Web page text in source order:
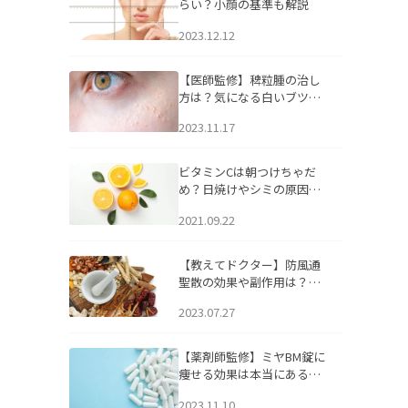
らい？小顔の基準も解説
2023.12.12
【医師監修】稗粒腫の治し
方は？気になる白いブツブ
アについて
2023.11.17
ビタミンCは朝つけちゃだ
め？日焼けやシミの原因に
2021.09.22
【教えてドクター】防風通
聖散の効果や副作用は？長
2023.07.27
【薬剤師監修】ミヤBM錠に
痩せる効果は本当にある